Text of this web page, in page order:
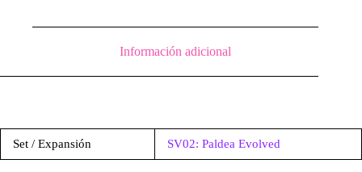
Información adicional
Set / Expansión SV02: Paldea Evolved